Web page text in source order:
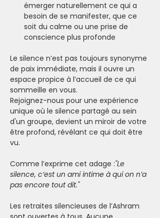
émerger naturellement ce qui a
besoin de se manifester, que ce
soit du calme ou une prise de
conscience plus profonde
Le silence n’est pas toujours synonyme
de paix immédiate, mais il ouvre un
espace propice à l’accueil de ce qui
sommeille en vous.
Rejoignez-nous pour une expérience
unique où le silence partagé au sein
d'un groupe, devient un miroir de votre
être profond, révélant ce qui doit être
vu.
Comme l’exprime cet adage :"Le
silence, c’est un ami intime à qui on n’a
pas encore tout dit."
Les retraites silencieuses de l’Ashram